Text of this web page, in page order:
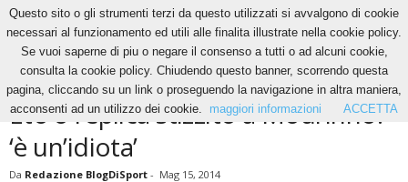
News Eto’o replica stizzito a Mourinho: ‘è un’idiota’
NEWS
Eto’o replica stizzito a Mourinho:
‘è un’idiota’
Da Redazione BlogDiSport - Mag 15, 2014
Questo sito o gli strumenti terzi da questo utilizzati si avvalgono di cookie
necessari al funzionamento ed utili alle finalita illustrate nella cookie policy.
Se vuoi saperne di piu o negare il consenso a tutti o ad alcuni cookie,
consulta la cookie policy. Chiudendo questo banner, scorrendo questa
pagina, cliccando su un link o proseguendo la navigazione in altra maniera,
acconsenti ad un utilizzo dei cookie.
maggiori informazioni ACCETTA